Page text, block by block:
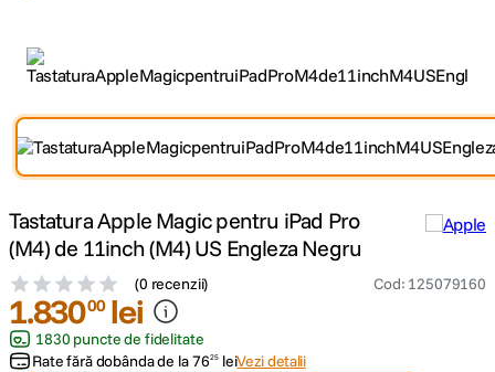
2. trepied
4. peak design
canon sx740 hs
6. lavaliera
7. sony fx
Tastatura Apple Magic pentru iPad Pro
(M4) de 11inch (M4) US Engleza Negru
(0 recenzii) Cod: 125079160
1.83000 lei
1830 puncte de fidelitate
Rate fără dobânda de la7625 leiVezi detalii